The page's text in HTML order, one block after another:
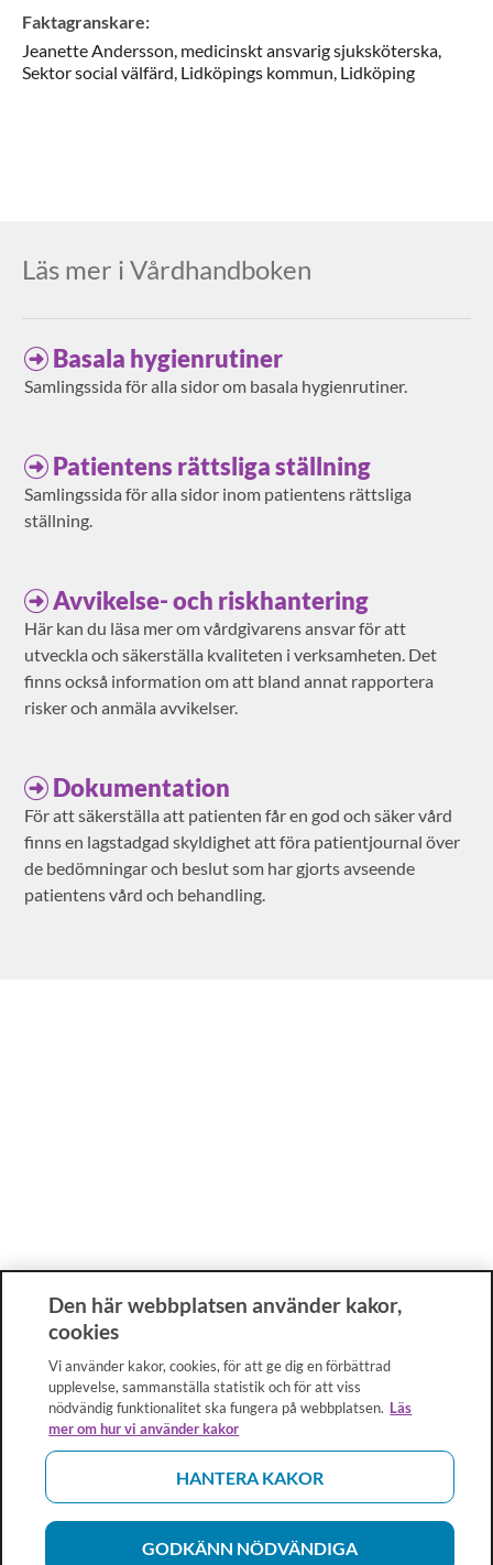
Faktagranskare:
JeanetteAndersson, medicinskt ansvarig sjuksköterska,
Sektor social välfärd, Lidköpings kommun, Lidköping
Läs mer i Vårdhandboken
Basala hygienrutiner
Samlingssida för alla sidor om basala hygienrutiner.
Patientens rättsliga ställning
Samlingssida för alla sidor inom patientens rättsliga
ställning.
Avvikelse- och riskhantering
Här kan du läsa mer om vårdgivarens ansvar för att
utveckla och säkerställa kvaliteten i verksamheten. Det
finns också information om att bland annat rapportera
risker och anmäla avvikelser.
Dokumentation
För att säkerställa att patienten får en god och säker vård
finns en lagstadgad skyldighet att föra patientjournal över
de bedömningar och beslut som har gjorts avseende
patientens vård och behandling.
Den här webbplatsen använder kakor,
cookies
Vi använder kakor, cookies, för att ge dig en förbättrad
upplevelse, sammanställa statistik och för att viss
nödvändig funktionalitet ska fungera på webbplatsen. Läs
mer om hur vi använder kakor
HANTERA KAKOR
GODKÄNN NÖDVÄNDIGA